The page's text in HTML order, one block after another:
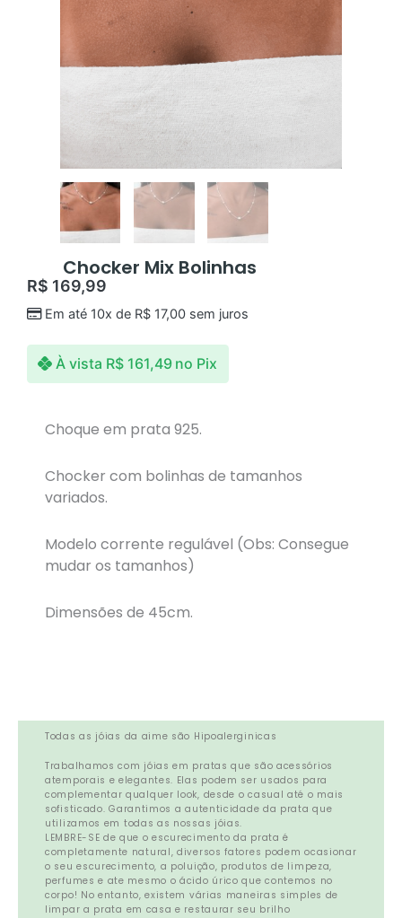
Chocker Mix Bolinhas
R$ 169,99
Em até 10x de R$17,00sem juros
À vista R$161,49 no Pix
Choque em prata 925.
Chocker com bolinhas de tamanhos
variados.
Modelo corrente regulável (Obs: Consegue
mudar os tamanhos)
Dimensões de 45cm.
Todas as jóias da aime são Hipoalerginicas
Trabalhamos com jóias em pratas que são acessórios
atemporais e elegantes. Elas podem ser usados para
complementar qualquer look, desde o casual até o mais
sofisticado. Garantimos a autenticidade da prata que
utilizamos em todas as nossas jóias.
LEMBRE-SE de que o escurecimento da prata é
completamente natural, diversos fatores podem ocasionar
o seu escurecimento, a poluição, produtos de limpeza,
perfumes e ate mesmo o ácido úrico que contemos no
corpo! No entanto, existem várias maneiras simples de
limpar a prata em casa e restaurar seu brilho